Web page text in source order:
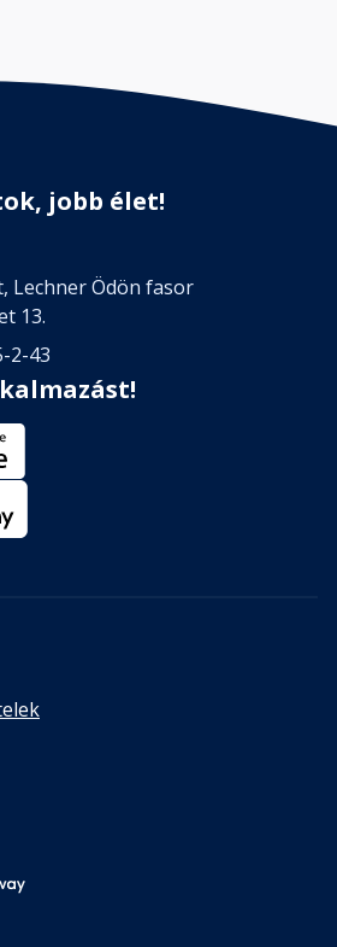
jobb élet!
Lechner Ödön fasor
13.
2-43